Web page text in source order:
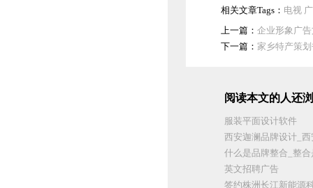
相关文章Tags： 电视
上一篇： 企业形象广
下一篇： 家乡特产策
阅读本文的人还
服装平面设计软件
西安迦澜品牌设计_
什么是品牌整合_整
英文招聘广告
签约株洲长江新能源